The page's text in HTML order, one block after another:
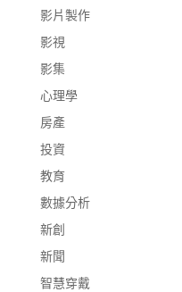
影片製作
影視
影集
心理學
房產
投資
教育
數據分析
新創
新聞
智慧穿戴